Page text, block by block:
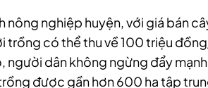
nông nghiệp huyện, với giá bán
có thể thu về 100 triệu
người dân không ngừng đẩy
được gần hơn 600 ha tập